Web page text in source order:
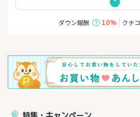
トレッキング、キャンプ、マウンテンバ
フィッシング、パドルスポーツなど、自
機能性だけでなく、スタイリッシュなデ
リエーションもブランドの特徴になって
ダウン報酬 10% クチ